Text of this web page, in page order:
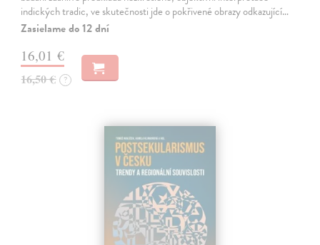
indických tradic, ve skutečnosti jde o pokřivené obrazy odkazující…
Zasielame do 12 dní
16,01 €
16,50 € ?